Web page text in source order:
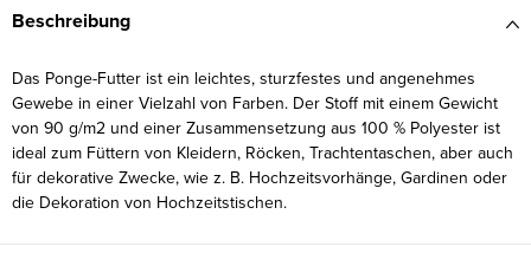
Beschreibung
Das Ponge-Futter ist ein leichtes, sturzfestes und angenehmes
Gewebe in einer Vielzahl von Farben. Der Stoff mit einem Gewicht
von 90 g/m2 und einer Zusammensetzung aus 100 % Polyester ist
ideal zum Füttern von Kleidern, Röcken, Trachtentaschen, aber auch
für dekorative Zwecke, wie z. B. Hochzeitsvorhänge, Gardinen oder
die Dekoration von Hochzeitstischen.